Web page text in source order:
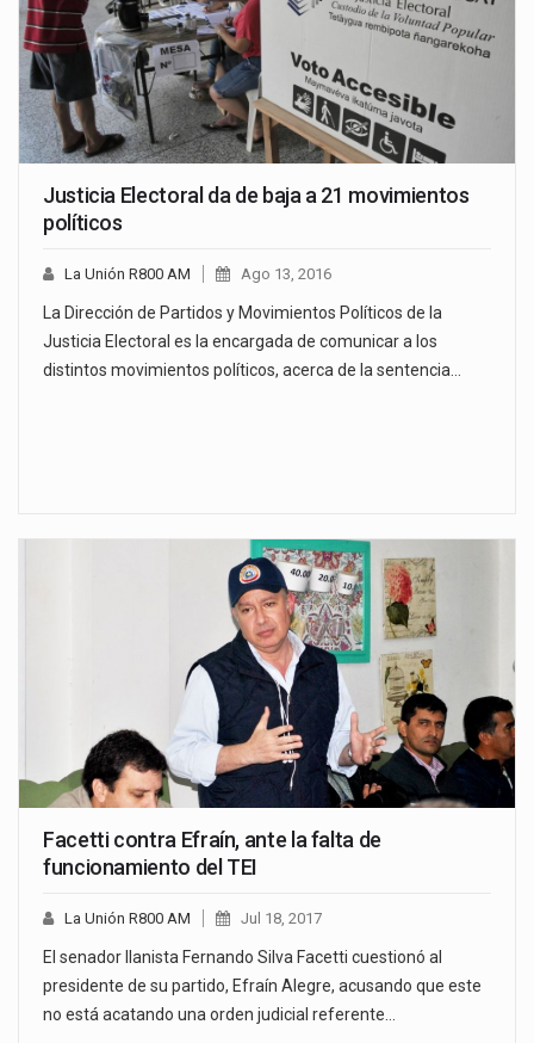
Justicia Electoral da de baja a 21 movimientos
políticos
La Unión R800 AM Ago 13, 2016
La Dirección de Partidos y Movimientos Políticos de la
Justicia Electoral es la encargada de comunicar a los
distintos movimientos políticos, acerca de la sentencia…
Facetti contra Efraín, ante la falta de
funcionamiento del TEI
La Unión R800 AM Jul 18, 2017
El senador llanista Fernando Silva Facetti cuestionó al
presidente de su partido, Efraín Alegre, acusando que este
no está acatando una orden judicial referente…